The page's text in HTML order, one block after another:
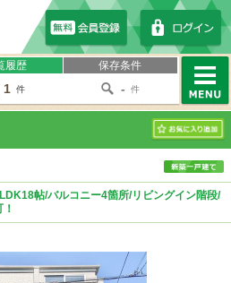
履歴
1 件
保存条件
- 件
MENU
お気に入り
帖/バルコニー4箇所/リビングイン階段/